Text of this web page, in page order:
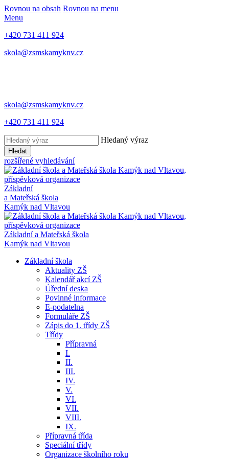
Rovnou na obsah Rovnou na menu
Menu
+420 731 411 924
skola@zsmskamyknv.cz
skola@zsmskamyknv.cz
+420 731 411 924
Hledaný výraz
Hledat
rozšířené vyhledávání
Základní
a Mateřská škola
Kamýk nad Vltavou
Základní a Mateřská škola
Kamýk nad Vltavou
Základní škola
Aktuality ZŠ
Kalendář akcí ZŠ
Úřední deska
Povinné informace
E-podatelna
Formuláře ZŠ
Zápis do 1. třídy ZŠ
Třídy
Přípravná
I.
II.
III.
IV.
V.
VI.
VII.
VIII.
IX.
Přípravná třída
Speciální třídy
Organizace školního roku